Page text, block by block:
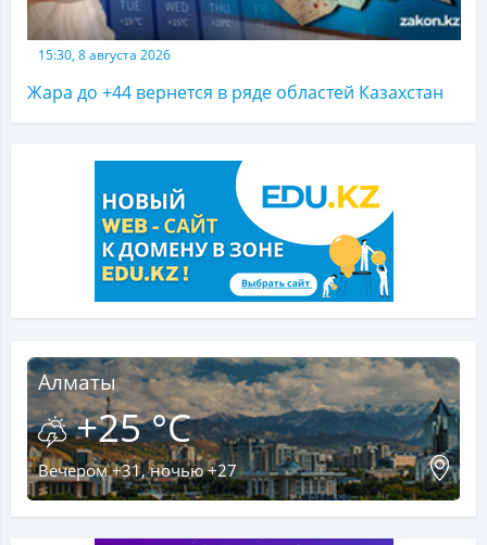
15:30, 8 августа 2026
Жара до +44 вернется в ряде областей Казахстан
Алматы
+25 °C
Вечером +31, ночью +27